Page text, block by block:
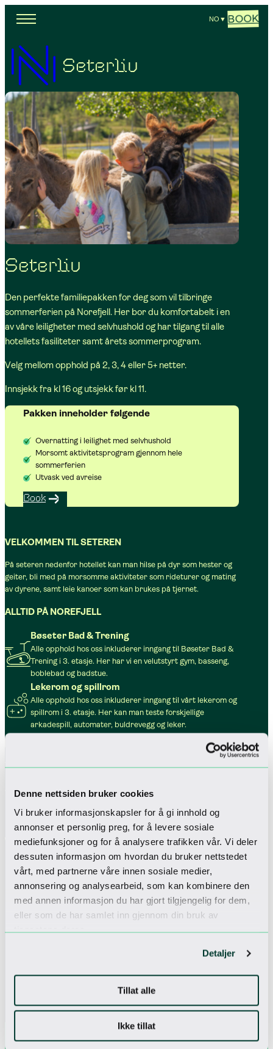
Denne nettsiden bruker cookies
Vi bruker informasjonskapsler for å gi innhold og
annonser et personlig preg, for å levere sosiale
mediefunksjoner og for å analysere trafikken vår. Vi deler
dessuten informasjon om hvordan du bruker nettstedet
vårt, med partnerne våre innen sosiale medier,
annonsering og analysearbeid, som kan kombinere den
med annen informasjon du har gjort tilgjengelig for dem,
eller som de har samlet inn gjennom din bruk av
tjenestene deres.
Detaljer
Tillat alle
Ikke tillat
NO ▼ BOOK
Seterliv
Seterliv
Den perfekte familiepakken for deg som vil tilbringe
sommerferien på Norefjell. Her bor du komfortabelt i en
av våre leiligheter med selvhushold og har tilgang til alle
hotellets fasiliteter samt årets sommerprogram.
Velg mellom opphold på 2, 3, 4 eller 5+ netter.
Innsjekk fra kl 16 og utsjekk før kl 11.
Pakken inneholder følgende
Overnatting i leilighet med selvhushold
Morsomt aktivitetsprogram gjennom hele
sommerferien
Utvask ved avreise
Book
VELKOMMEN TIL SETEREN
På seteren nedenfor hotellet kan man hilse på dyr som hester og
geiter, bli med på morsomme aktiviteter som rideturer og mating
av dyrene, samt leie kanoer som kan brukes på tjernet.
ALLTID PÅ NOREFJELL
Bøseter Bad & Trening
Alle opphold hos oss inkluderer inngang til Bøseter Bad &
Trening i 3. etasje. Her har vi en velutstyrt gym, basseng,
boblebad og badstue.
Lekerom og spillrom
Alle opphold hos oss inkluderer inngang til vårt lekerom og
spillrom i 3. etasje. Her kan man teste forskjellige
arkadespill, automater, buldrevegg og leker.
Hotellet har tre etasjer med betalt innendørs parkering,
Overalt på hotellet er det tilgjengelig trådløst nettverk.
passord.
Dyrevennlig
For deg som ønsker å ha med hunden på fjelltur, er den
også hjertelig velkommen til oss.